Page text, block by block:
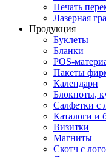
Печать
Лазерная
Продукция
Буклеты
Бланки
POS-
Пакеты
Календари
Блокноты,
Салфетки с
Каталоги и
Визитки
Магниты
Скотч с